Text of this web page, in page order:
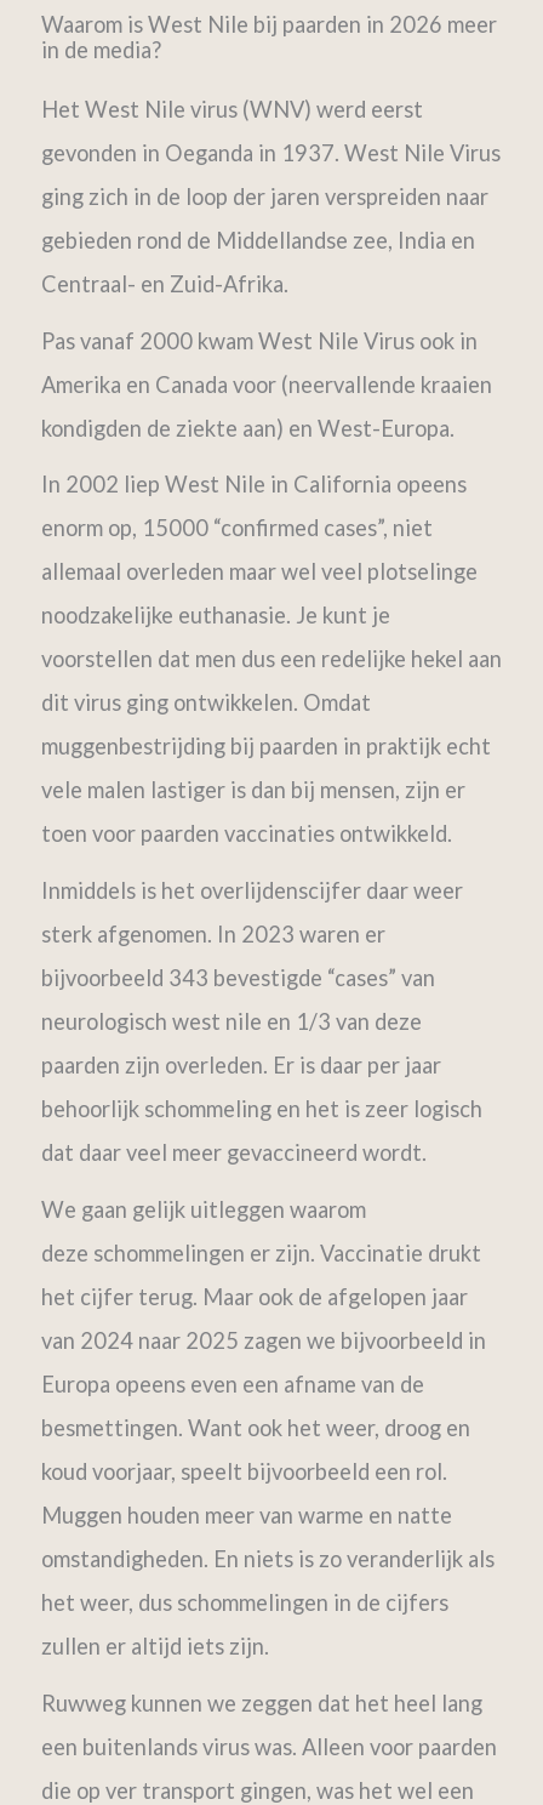
Waarom is West Nile bij paarden in 2026 meer
in de media?
Het West Nile virus (WNV) werd eerst
gevonden in Oeganda in 1937. West Nile Virus
ging zich in de loop der jaren verspreiden naar
gebieden rond de Middellandse zee, India en
Centraal- en Zuid-Afrika.
Pas vanaf 2000 kwam West Nile Virus ook in
Amerika en Canada voor (neervallende kraaien
kondigden de ziekte aan) en West-Europa.
In 2002 liep West Nile in California opeens
enorm op, 15000 “confirmed cases”, niet
allemaal overleden maar wel veel plotselinge
noodzakelijke euthanasie. Je kunt je
voorstellen dat men dus een redelijke hekel aan
dit virus ging ontwikkelen. Omdat
muggenbestrijding bij paarden in praktijk echt
vele malen lastiger is dan bij mensen, zijn er
toen voor paarden vaccinaties ontwikkeld.
Inmiddels is het overlijdenscijfer daar weer
sterk afgenomen. In 2023 waren er
bijvoorbeeld 343 bevestigde “cases” van
neurologisch west nile en 1/3 van deze
paarden zijn overleden. Er is daar per jaar
behoorlijk schommeling en het is zeer logisch
dat daar veel meer gevaccineerd wordt.
We gaan gelijk uitleggen waarom
deze schommelingen er zijn. Vaccinatie drukt
het cijfer terug. Maar ook de afgelopen jaar
van 2024 naar 2025 zagen we bijvoorbeeld in
Europa opeens even een afname van de
besmettingen. Want ook het weer, droog en
koud voorjaar, speelt bijvoorbeeld een rol.
Muggen houden meer van warme en natte
omstandigheden. En niets is zo veranderlijk als
het weer, dus schommelingen in de cijfers
zullen er altijd iets zijn.
Ruwweg kunnen we zeggen dat het heel lang
een buitenlands virus was. Alleen voor paarden
die op ver transport gingen, was het wel een